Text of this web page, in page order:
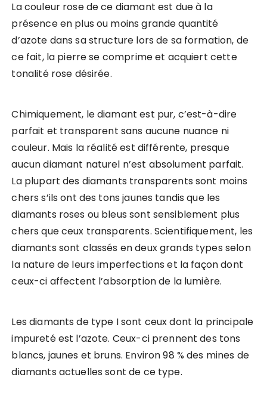
La couleur rose de ce diamant est due à la
présence en plus ou moins grande quantité
d’azote dans sa structure lors de sa formation, de
ce fait, la pierre se comprime et acquiert cette
tonalité rose désirée.
Chimiquement, le diamant est pur, c’est-à-dire
parfait et transparent sans aucune nuance ni
couleur. Mais la réalité est différente, presque
aucun diamant naturel n’est absolument parfait.
La plupart des diamants transparents sont moins
chers s’ils ont des tons jaunes tandis que les
diamants roses ou bleus sont sensiblement plus
chers que ceux transparents. Scientifiquement, les
diamants sont classés en deux grands types selon
la nature de leurs imperfections et la façon dont
ceux-ci affectent l’absorption de la lumière.
Les diamants de type I sont ceux dont la principale
impureté est l’azote. Ceux-ci prennent des tons
blancs, jaunes et bruns. Environ 98 % des mines de
diamants actuelles sont de ce type.